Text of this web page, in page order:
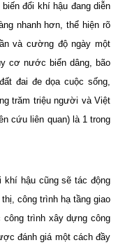
đổi khí hậu đang diễn
nhanh hơn, thể hiện rõ
và cường độ ngày một
cơ nước biển dâng, bão
đai đe dọa cuộc sống,
trăm triệu người và Việt
cứu liên quan) là 1 trong
hậu cũng sẽ tác động
công trình hạ tầng giao
công trình xây dựng công
đánh giá một cách đầy